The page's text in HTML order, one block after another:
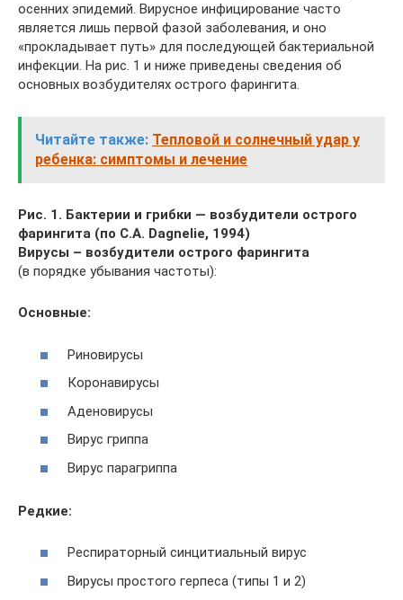
осенних эпидемий. Вирусное инфицирование часто
является лишь первой фазой заболевания, и оно
«прокладывает путь» для последующей бактериальной
инфекции. На рис. 1 и ниже приведены сведения об
основных возбудителях острого фарингита.
Читайте также: Тепловой и солнечный удар у
ребенка: симптомы и лечение
Рис. 1. Бактерии и грибки — возбудители острого
фарингита (по C.A. Dagnelie, 1994)
Вирусы – возбудители острого фарингита
(в порядке убывания частоты):
Основные:
Риновирусы
Коронавирусы
Аденовирусы
Вирус гриппа
Вирус парагриппа
Редкие:
Респираторный синцитиальный вирус
Вирусы простого герпеса (типы 1 и 2)